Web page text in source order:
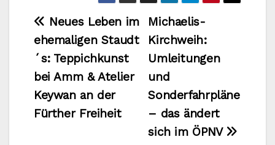
Beitragsnavigation
Michaelis-
Kirchweih:
Umleitungen
und
Sonderfahrpläne
– das ändert
sich im ÖPNV
Neues Leben im
ehemaligen Staudt
´s: Teppichkunst
bei Amm & Atelier
Keywan an der
Fürther Freiheit